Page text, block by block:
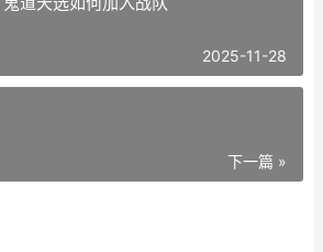
2025-11-28
下一篇 »